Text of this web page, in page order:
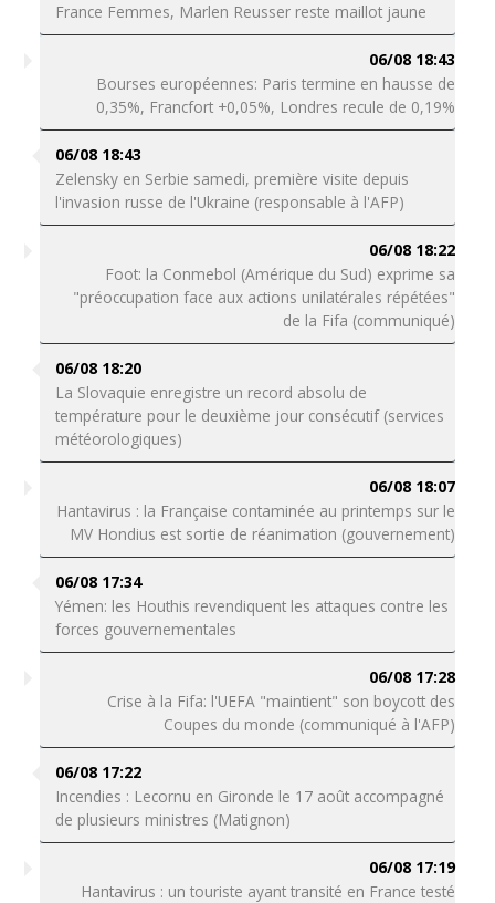
France Femmes, Marlen Reusser reste maillot jaune
06/08 18:43
Bourses européennes: Paris termine en hausse de
0,35%, Francfort +0,05%, Londres recule de 0,19%
06/08 18:43
Zelensky en Serbie samedi, première visite depuis
l'invasion russe de l'Ukraine (responsable à l'AFP)
06/08 18:22
Foot: la Conmebol (Amérique du Sud) exprime sa
"préoccupation face aux actions unilatérales répétées"
de la Fifa (communiqué)
06/08 18:20
La Slovaquie enregistre un record absolu de
température pour le deuxième jour consécutif (services
météorologiques)
06/08 18:07
Hantavirus : la Française contaminée au printemps sur le
MV Hondius est sortie de réanimation (gouvernement)
06/08 17:34
Yémen: les Houthis revendiquent les attaques contre les
forces gouvernementales
06/08 17:28
Crise à la Fifa: l'UEFA "maintient" son boycott des
Coupes du monde (communiqué à l'AFP)
06/08 17:22
Incendies : Lecornu en Gironde le 17 août accompagné
de plusieurs ministres (Matignon)
06/08 17:19
Hantavirus : un touriste ayant transité en France testé